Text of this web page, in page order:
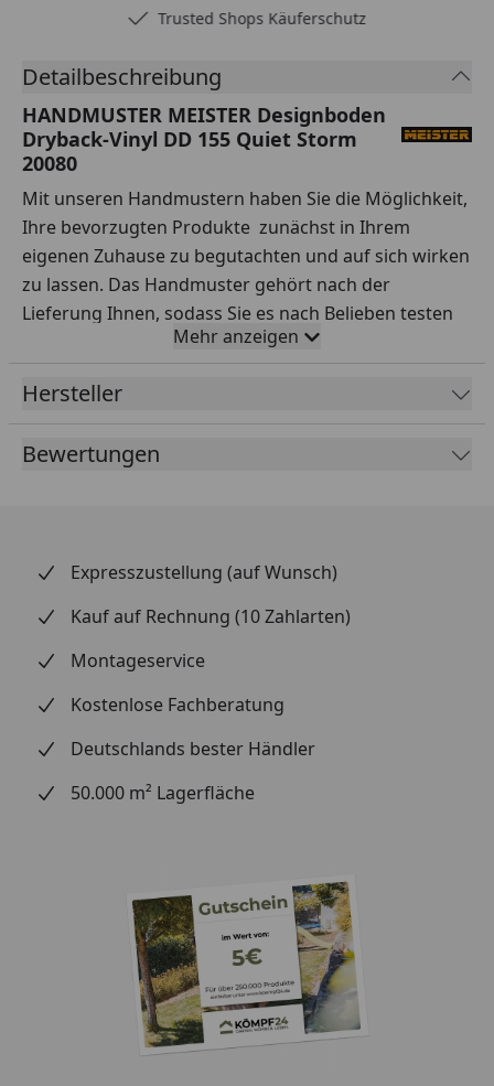
Trusted Shops Käuferschutz
Detailbeschreibung
HANDMUSTER MEISTER Designboden
Dryback-Vinyl DD 155 Quiet Storm
20080
Mit unseren Handmustern haben Sie die Möglichkeit,
Ihre bevorzugten Produkte zunächst in Ihrem
eigenen Zuhause zu begutachten und auf sich wirken
zu lassen. Das Handmuster gehört nach der
Lieferung Ihnen, sodass Sie es nach Belieben testen
Ihre Vorteile auf einen Blick:
verschiedener Sortimente, Hersteller, Preisklassen
Wasser auf dem Boden aus? Entfernen Sie Ketchup
Sie ruhig mal einen Hammer fallen oder stellen Sie
einen Stuhl auf das Muster und setzen Sie sich
Boden eindrückt.
Alltagstauglichkeit:Steinchen unter den
das Material ist.
Farbwirkung zu vergleichen. Welche Farbe
harmoniert am besten mit Ihren Möbeln, dem
Esstisch oder Bett? Welche Terrassendiele passt zu
Ihren Gartenmöbeln und Pflanzkästen?
Einfache Reinigung:Prüfen Sie, wie leicht sich das
Muster reinigen lässt und ob Speisereste oder
Schmutz leicht zu entfernen sind.
Mehr anzeigen
Hersteller
Bewertungen
Expresszustellung (auf Wunsch)
Kauf auf Rechnung (10 Zahlarten)
Montageservice
Kostenlose Fachberatung
Deutschlands bester Händler
50.000 m² Lagerfläche